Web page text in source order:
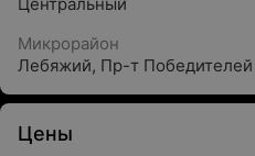
Микрорайон
Лебяжий, Пр-т Победителей
Цены